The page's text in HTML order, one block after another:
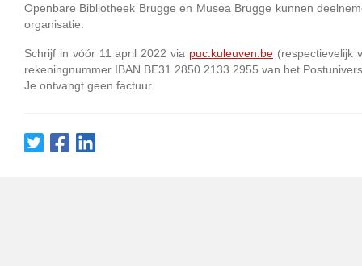
Openbare Bibliotheek Brugge en Musea Brugge kunnen
organisatie.
Schrijf in vóór 11 april 2022 via puc.kuleuven.be (respectievelijk
rekeningnummer IBAN BE31 2850 2133 2955 van het
Je ontvangt geen factuur.